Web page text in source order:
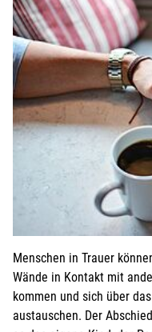
Menschen in Trauer
Wände in Kontakt mit
kommen und sich über
austauschen. Der